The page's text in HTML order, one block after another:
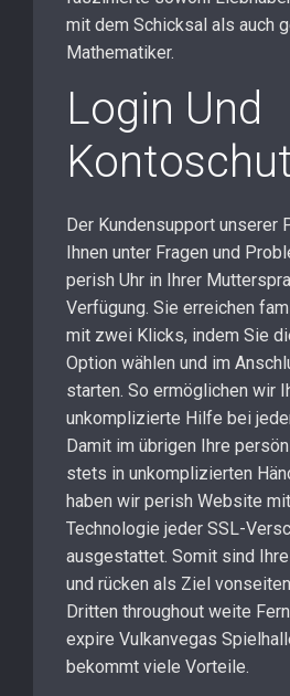
mit dem Schicksal als auch
Mathematiker.
Login Und
Der Kundensupport unserer
Ihnen unter Fragen und
perish Uhr in Ihrer
Verfügung. Sie erreichen
mit zwei Klicks, indem Sie
Option wählen und im
starten. So ermöglichen wir
unkomplizierte Hilfe bei
Damit im übrigen Ihre
stets in unkomplizierten
haben wir perish Website
Technologie jeder SSL-
ausgestattet. Somit sind
und rücken als Ziel
Dritten throughout weite
expire Vulkanvegas
bekommt viele Vorteile.